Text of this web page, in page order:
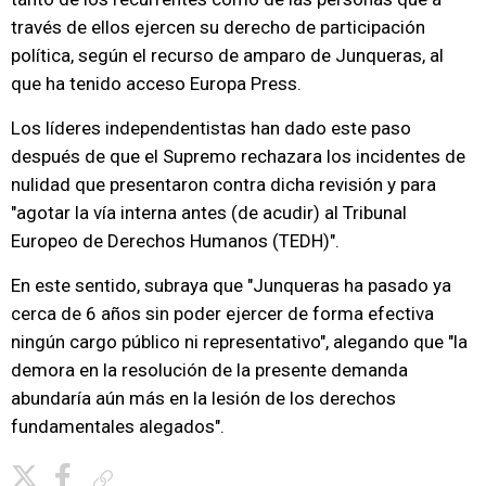
través de ellos ejercen su derecho de participación
política, según el recurso de amparo de Junqueras, al
que ha tenido acceso Europa Press.
Los líderes independentistas han dado este paso
después de que el Supremo rechazara los incidentes de
nulidad que presentaron contra dicha revisión y para
"agotar la vía interna antes (de acudir) al Tribunal
Europeo de Derechos Humanos (TEDH)".
En este sentido, subraya que "Junqueras ha pasado ya
cerca de 6 años sin poder ejercer de forma efectiva
ningún cargo público ni representativo", alegando que "la
demora en la resolución de la presente demanda
abundaría aún más en la lesión de los derechos
fundamentales alegados".